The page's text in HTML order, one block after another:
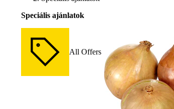
Speciális ajánlatok
All Offers